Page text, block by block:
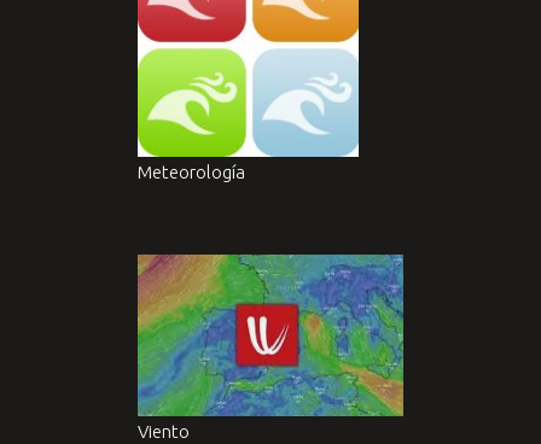
Meteorología
Viento